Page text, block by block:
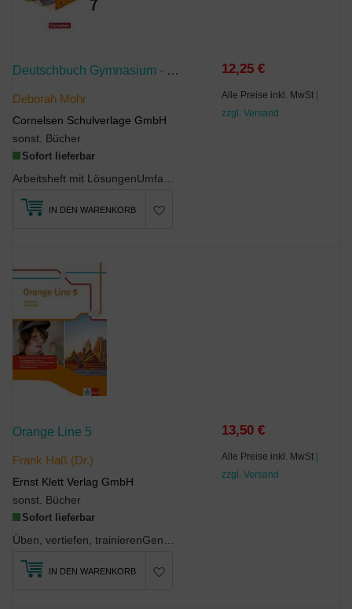
Deutschbuch Gymnasium - Zu Den Ausgaben: Neue Allgemeine Ausgabe Und Niedersachsen - 2019 - 7. Schuljahr
Deborah Mohr
Cornelsen Schulverlage GmbH
sonst. Bücher
Sofort lieferbar
12,25 €
Alle Preise inkl. MwSt |
zzgl. Versand
IN DEN WARENKORB
Orange Line 5
Frank Haß (Dr.)
Ernst Klett Verlag GmbH
sonst. Bücher
Sofort lieferbar
13,50 €
Alle Preise inkl. MwSt |
zzgl. Versand
IN DEN WARENKORB